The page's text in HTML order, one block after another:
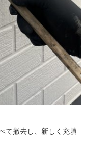
て撤去し、新しく充填